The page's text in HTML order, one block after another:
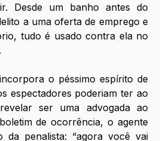
Desde um banho antes do
a uma oferta de emprego e
tudo é usado contra ela no
o péssimo espírito de
espectadores poderiam ter ao
ser uma advogada ao
de ocorrência, o agente
da penalista: “agora você vai